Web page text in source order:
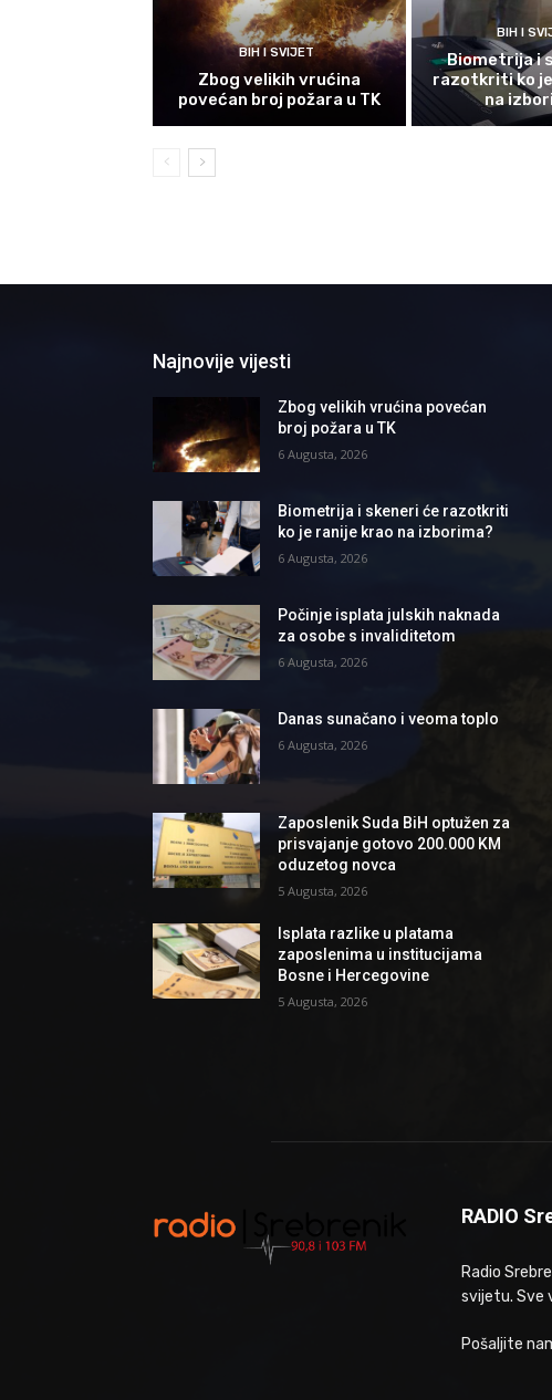
BIH I SVIJET
Zbog velikih vrućina
povećan broj požara u TK
BIH I
Biometrija i
razotkriti ko
na
Najnovije vijesti
Zbog velikih vrućina povećan
broj požara u TK
6 Augusta, 2026
Biometrija i skeneri će razotkriti
ko je ranije krao na izborima?
6 Augusta, 2026
Počinje isplata julskih naknada
za osobe s invaliditetom
6 Augusta, 2026
Danas sunačano i veoma toplo
6 Augusta, 2026
Zaposlenik Suda BiH optužen za
prisvajanje gotovo 200.000 KM
oduzetog novca
5 Augusta, 2026
Isplata razlike u platama
zaposlenima u institucijama
Bosne i Hercegovine
5 Augusta, 2026
RADIO
Radio
svijetu. Sve
Pošaljite